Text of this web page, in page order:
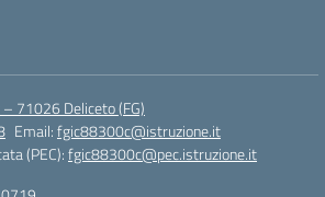
71026 Deliceto (FG)
Email:fgic88300c@istruzione.it
(PEC):fgic88300c@pec.istruzione.it